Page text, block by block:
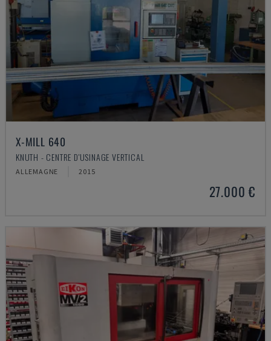
X-MILL 640
KNUTH - CENTRE D'USINAGE VERTICAL
ALLEMAGNE 2015
27.000 €